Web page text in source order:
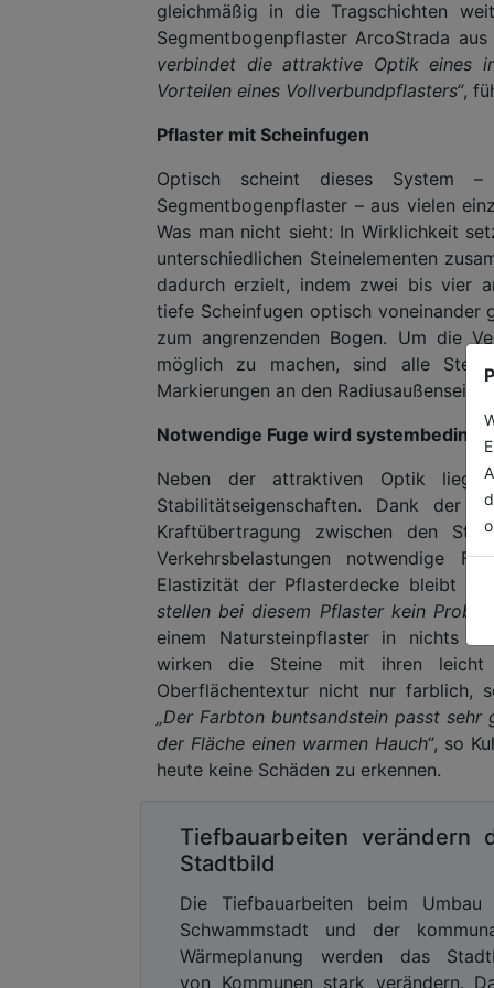
gleichmäßig in die Tragschichten
Segmentbogenpflaster ArcoStrada
verbindet die attraktive Optik eines
Vorteilen eines Vollverbundpflasters“,
Pflaster mit Scheinfugen
Optisch scheint dieses System –
Segmentbogenpflaster – aus vielen
Was man nicht sieht: In Wirklichkeit
unterschiedlichen Steinelementen
dadurch erzielt, indem zwei bis vier
tiefe Scheinfugen optisch voneinander
zum angrenzenden Bogen. Um die
möglich zu machen, sind alle
Markierungen an den
Notwendige Fuge wird systembedingt
Neben der attraktiven Optik liegt
Stabilitätseigenschaften. Dank der
Kraftübertragung zwischen den
Verkehrsbelastungen notwendige
Elastizität der Pflasterdecke bleibt
stellen bei diesem Pflaster kein
einem Natursteinpflaster in nichts
wirken die Steine mit ihren leicht
Oberflächentextur nicht nur farblich,
„Der Farbton buntsandstein passt
der Fläche einen warmen Hauch“, so
heute keine Schäden zu erkennen.
Tiefbauarbeiten verändern
Stadtbild
Die Tiefbauarbeiten beim Umbau
Schwammstadt und der
Wärmeplanung werden das
von Kommunen stark verändern.